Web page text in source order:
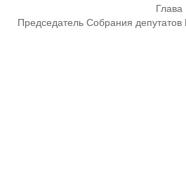
Председатель Собрания